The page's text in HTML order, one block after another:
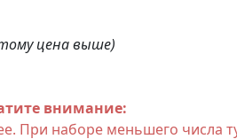
цена выше)
внимание:
При наборе меньшего числа